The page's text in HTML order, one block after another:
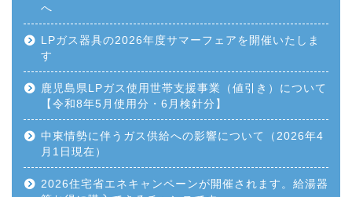
へ
LPガス器具の2026年度サマーフェアを開催いたしま
す
鹿児島県LPガス使用世帯支援事業（値引き）について
【令和8年5月使用分・6月検針分】
中東情勢に伴うガス供給への影響について（2026年4
月1日現在）
2026住宅省エネキャンペーンが開催されます。給湯器